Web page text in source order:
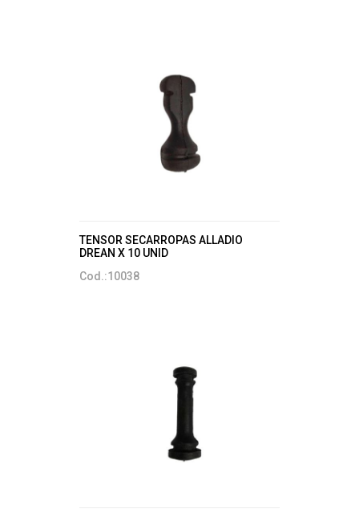
TENSOR SECARROPAS ALLADIO
DREAN X 10 UNID
Cod.:10038